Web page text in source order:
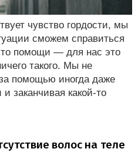
чувство гордости, мы
сможем справиться
то помощи — для нас это
такого. Мы не
помощью иногда даже
заканчивая какой-то
волос на теле